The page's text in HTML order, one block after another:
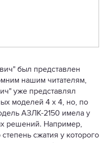
был представлен
нашим читателям,
уже представлял
моделей 4 х 4, но, по
АЗЛК-2150 имела у
решений. Например,
сжатия у которого